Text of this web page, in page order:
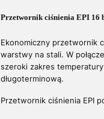
Przetwornik ciśnienia EPI 16
Ekonomiczny przetwornik
warstwy na stali. W
szeroki zakres
długoterminową.
Przetwornik ciśnienia EPI